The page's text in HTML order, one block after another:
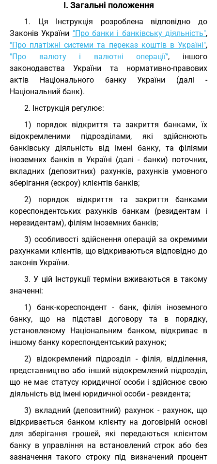
I. Загальні положення
1. Ця Інструкція розроблена відповідно до
Законів України "Про банки і банківську діяльність",
"Про платіжні системи та переказ коштів в Україні",
"Про валюту і валютні операції", іншого
законодавства України та нормативно-правових
актів Національного банку України (далі -
Національний банк).
2. Інструкція регулює:
1) порядок відкриття та закриття банками, їх
відокремленими підрозділами, які здійснюють
банківську діяльність від імені банку, та філіями
іноземних банків в Україні (далі - банки) поточних,
вкладних (депозитних) рахунків, рахунків умовного
зберігання (ескроу) клієнтів банків;
2) порядок відкриття та закриття банками
кореспондентських рахунків банкам (резидентам і
нерезидентам), філіям іноземних банків;
3) особливості здійснення операцій за окремими
рахунками клієнтів, що відкриваються відповідно до
законів України.
3. У цій Інструкції терміни вживаються в такому
значенні:
1) банк-кореспондент - банк, філія іноземного
банку, що на підставі договору та в порядку,
установленому Національним банком, відкриває в
іншому банку кореспондентський рахунок;
2) відокремлений підрозділ - філія, відділення,
представництво або інший відокремлений підрозділ,
що не має статусу юридичної особи і здійснює свою
діяльність від імені юридичної особи - резидента;
3) вкладний (депозитний) рахунок - рахунок, що
відкривається банком клієнту на договірній основі
для зберігання грошей, які передаються клієнтом
банку в управління на встановлений строк або без
зазначення такого строку під визначений процент